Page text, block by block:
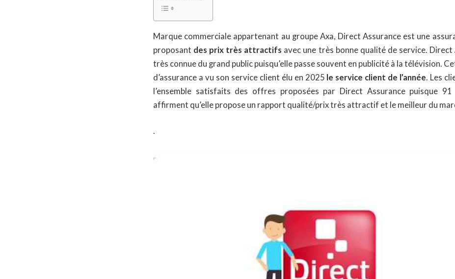
Marque commerciale appartenant au groupe Axa, Direct Assurance est une
proposant des prix très attractifs avec une très bonne qualité de service. Direct
très connue du grand public puisqu’elle passe souvent en publicité à la télévision.
d’assurance a vu son service client élu en 2025 le service client de l’année. Les
l’ensemble satisfaits des offres proposées par Direct Assurance puisque
affirment qu’elle propose un rapport qualité/prix très attractif et le meilleur du
.